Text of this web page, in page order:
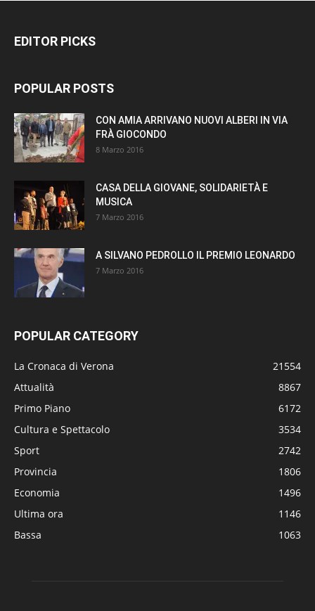
EDITOR PICKS
POPULAR POSTS
CON AMIA ARRIVANO NUOVI ALBERI IN VIA
FRÀ GIOCONDO
8 Marzo 2016
CASA DELLA GIOVANE, SOLIDARIETÀ E
MUSICA
7 Marzo 2016
A SILVANO PEDROLLO IL PREMIO LEONARDO
7 Marzo 2016
POPULAR CATEGORY
La Cronaca di Verona
21554
Attualità
8867
Primo Piano
6172
Cultura e Spettacolo
3534
Sport
2742
Provincia
1806
Economia
1496
Ultima ora
1146
Bassa
1063